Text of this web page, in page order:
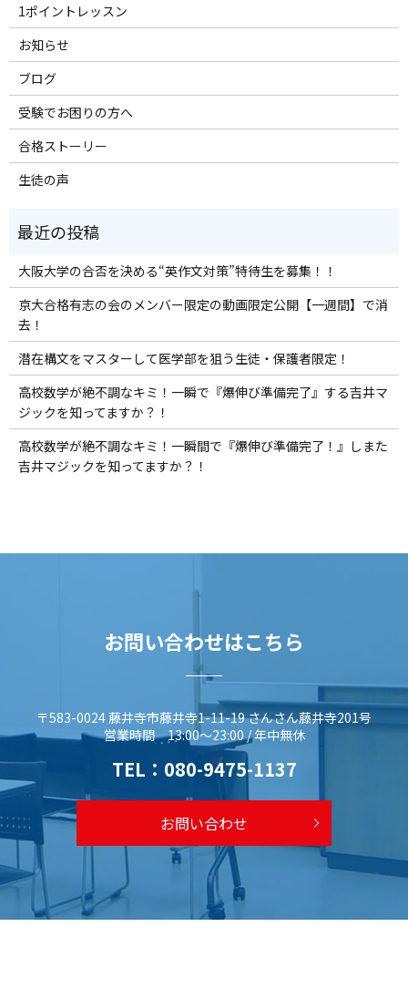
1ポイントレッスン
お知らせ
ブログ
受験でお困りの方へ
合格ストーリー
生徒の声
大阪大学の合否を決める“英作文対策”特待生を募集！！
京大合格有志の会のメンバー限定の動画限定公開【一週間】で消
去！
潜在構文をマスターして医学部を狙う生徒・保護者限定！
高校数学が絶不調なキミ！一瞬で『爆伸び準備完了』する吉井マ
ジックを知ってますか？！
高校数学が絶不調なキミ！一瞬間で『爆伸び準備完了！』しまた
吉井マジックを知ってますか？！
お問い合わせはこちら
〒583-0024 藤井寺市藤井寺1-11-19 さんさん藤井寺201号
営業時間 13:00～23:00 / 年中無休
TEL： 080-9475-1137
お問い合わせ